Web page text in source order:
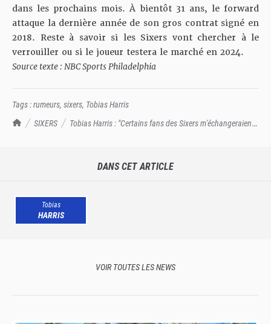
TrashTalk Actu NBA
SIXERS
Tobias Harris : "Certains fans des Sixers m'échangeraient
dans les prochains mois. À bientôt 31 ans, le forward
attaque la dernière année de son gros contrat signé en
2018. Reste à savoir si les Sixers vont chercher à le
verrouiller ou si le joueur testera le marché en 2024.
Source texte : NBC Sports Philadelphia
Tags :rumeurs, sixers, Tobias Harris
DANS CET ARTICLE
Tobias
HARRIS
VOIR TOUTES LES NEWS